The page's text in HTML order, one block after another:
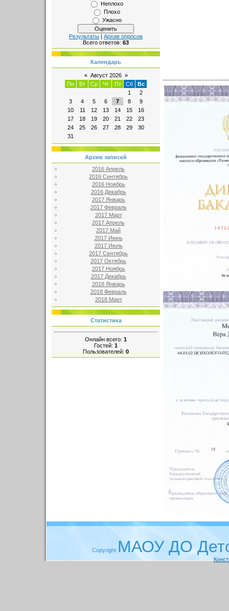
Неплохо
Плохо
Ужасно
Результаты | Архив опросов
Всего ответов: 63
Календарь
« Август 2026 »
Пн
Вт Ср Чт Пт Сб
Вс
1
2
3
4 5 6 7 8
9
10
11 12 13 14 15
16
17
18 19 20 21 22
23
24
25 26 27 28 29
30
31
Архив записей
2016 Апрель
2016 Сентябрь
2016 Ноябрь
2016 Декабрь
2017 Январь
2017 Февраль
2017 Март
2017 Апрель
2017 Май
2017 Июнь
2017 Июль
2017 Сентябрь
2017 Октябрь
2017 Ноябрь
2017 Декабрь
2018 Январь
2018 Февраль
2018 Март
Статистика
Онлайн всего: 1
Гостей: 1
Пользователей: 0
Copyright МАОУ ДО